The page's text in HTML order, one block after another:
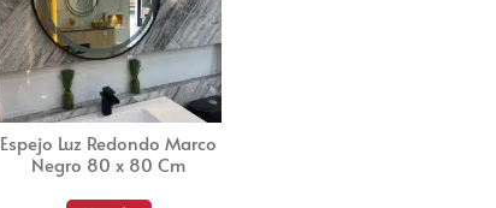
Espejo Luz Redondo Marco
Negro 80 x 80 Cm